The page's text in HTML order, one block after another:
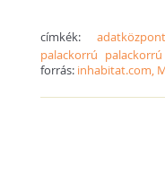
címkék:adatközpont
palackorrú palackorrú
forrás: inhabitat.com,